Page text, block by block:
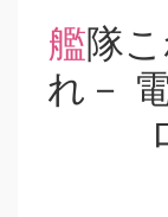
艦隊これくしょん －艦こ
れ－